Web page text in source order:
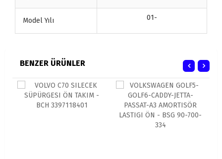
Model Yılı 01-
BENZER ÜRÜNLER